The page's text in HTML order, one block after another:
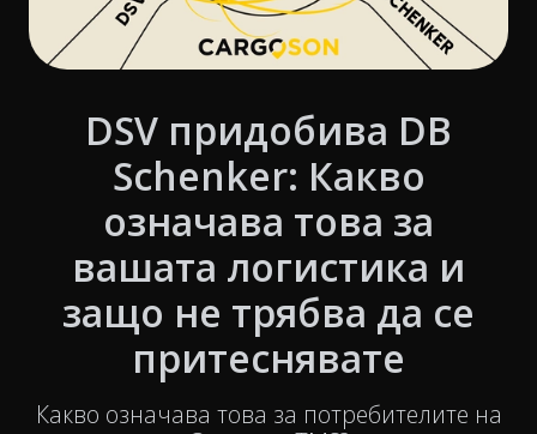
DSV придобива DB
Schenker: Какво
означава това за
вашата логистика и
защо не трябва да се
притеснявате
Какво означава това за потребителите на